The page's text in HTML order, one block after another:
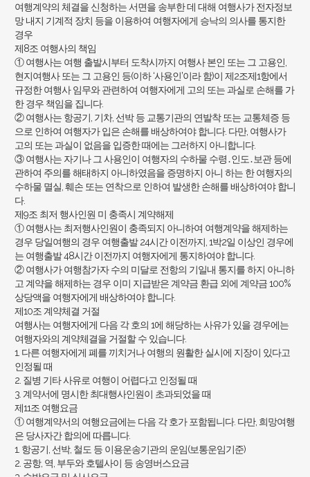
여행계약의 체결을 신청하는 서면을 송부한 데 대해 여행사가 전자정보
망 내지 기계적 장치 등을 이용하여 여행자에게 승낙의 의사를 통지한
경우
제8조 여행사의 책임
① 여행사는 여행 출발시부터 도착시까지 여행사 본인 또는 그 고용인,
현지여행사 또는 그 고용인 등(이하 ‘사용인’이라 함)이 제2조제1항에서
규정한 여행사 임무와 관련하여 여행자에게 고의 또는 과실로 손해를 가
한 경우 책임을 집니다.
② 여행사는 항공기, 기차, 선박 등 교통기관의 연발착 또는 교통체증 등
으로 인하여 여행자가 입은 손해를 배상하여야 합니다. 다만, 여행사가
고의 또는 과실이 없음을 입증한 때에는 그러하지 아니합니다.
③ 여행사는 자기나 그 사용인이 여행자의 수하물 수령․인도․보관 등에
관하여 주의를 해태하지 아니하였음을 증명하지 아니 하는 한 여행자의
수하물 멸실, 훼손 또는 연착으로 인하여 발생한 손해를 배상하여야 합니
다.
제9조 최저 행사인원 미 충족시 계약해제
① 여행사는 최저행사인원이 충족되지 아니하여 여행계약을 해제하는
경우 당일여행의 경우 여행출발 24시간 이전까지, 1박2일 이상인 경우에
는 여행출발 48시간 이전까지 여행자에게 통지하여야 합니다.
② 여행사가 여행참가자 수의 미달로 전항의 기일내 통지를 하지 아니하
고 계약을 해제하는 경우 이미 지급받은 계약금 환급 외에 계약금 100%
상당액을 여행자에게 배상하여야 합니다.
제10조 계약체결 거절
여행사는 여행자에게 다음 각 호의 1에 해당하는 사유가 있을 경우에는
여행자와의 계약체결을 거절할 수 있습니다.
1. 다른 여행자에게 폐를 끼치거나 여행의 원활한 실시에 지장이 있다고
인정될 때
2. 질병 기타 사유로 여행이 어렵다고 인정될 때
3. 계약서에 명시한 최대행사인원이 초과되었을 때
제11조 여행요금
① 여행계약서의 여행요금에는 다음 각 호가 포함됩니다. 다만, 희망여행
은 당사자간 합의에 따릅니다.
1. 항공기, 선박, 철도 등 이용운송기관의 운임(보통운임기준)
2. 공항, 역, 부두와 호텔사이 등 송영버스요금